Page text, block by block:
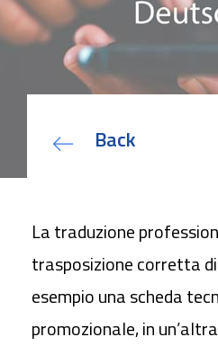
Back
La traduzione
trasposizione corretta
esempio una scheda
promozionale, in